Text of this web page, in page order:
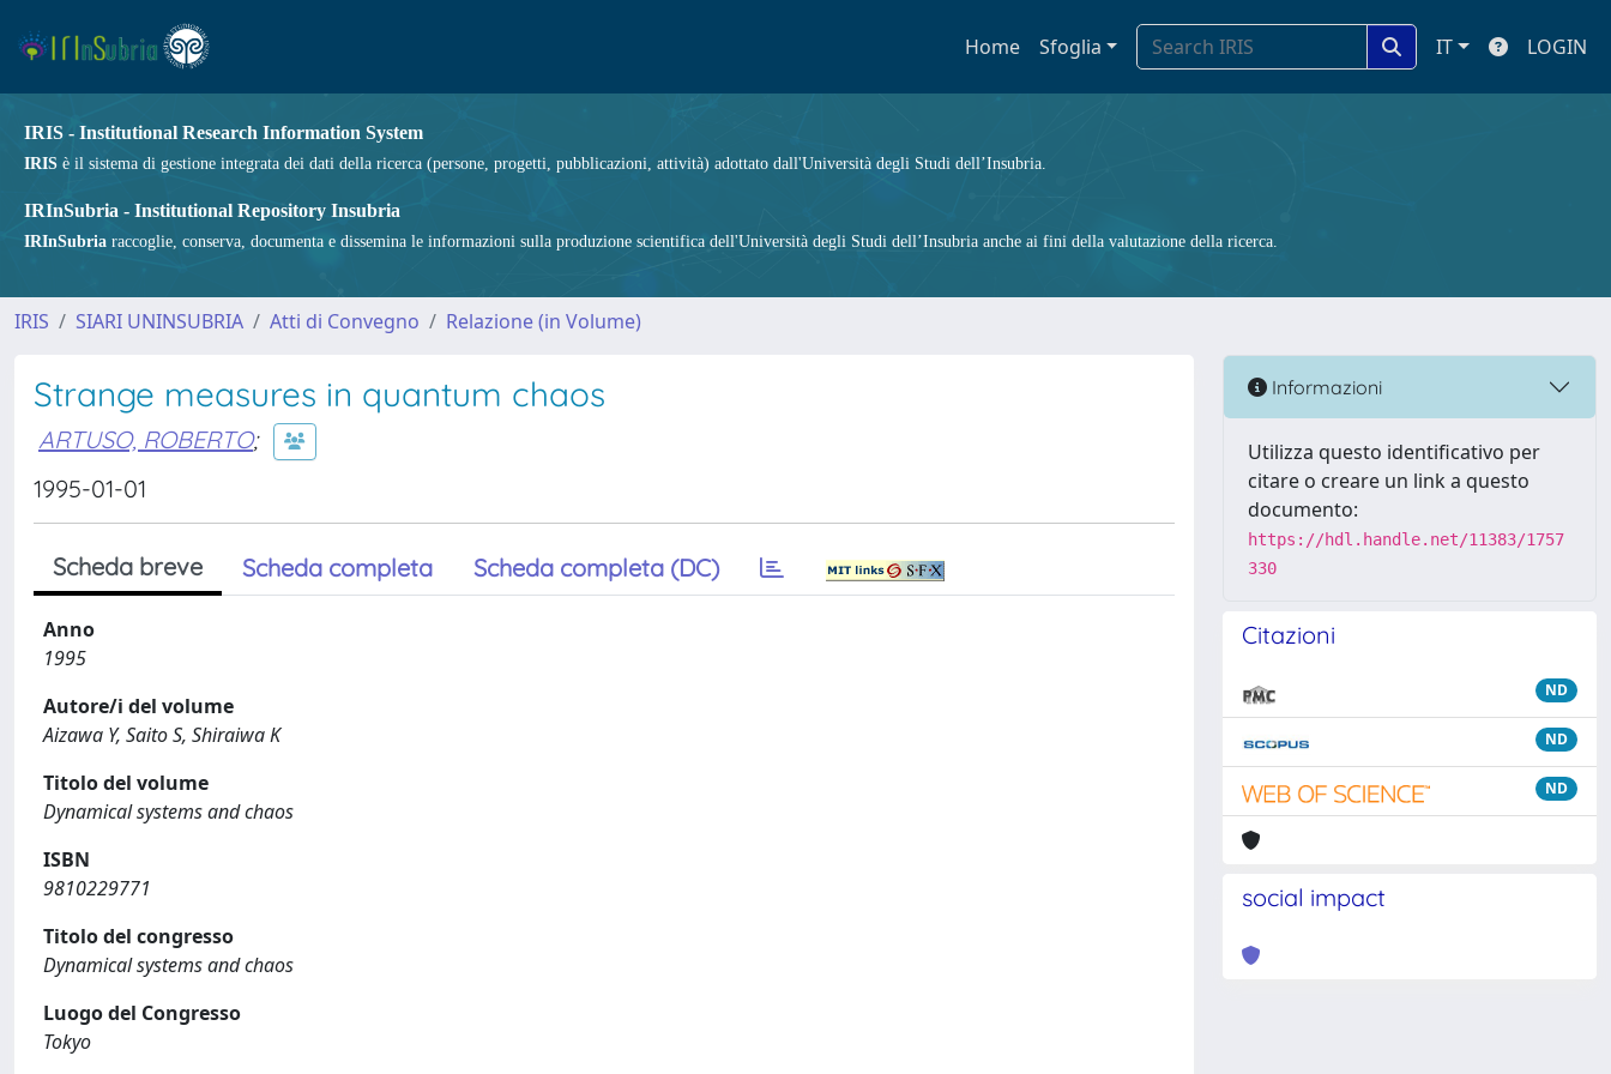
Home Sfoglia IT LOGIN
IRIS - Institutional Research Information System
IRIS è il sistema di gestione integrata dei dati della ricerca (persone, progetti, pubblicazioni, attività) adottato dall'Università degli Studi dell’Insubria.
IRInSubria - Institutional Repository Insubria
IRInSubria raccoglie, conserva, documenta e dissemina le informazioni sulla produzione scientifica dell'Università degli Studi dell’Insubria anche ai fini della valutazione della ricerca.
IRIS SIARI UNINSUBRIA Atti di Convegno Relazione (in Volume)
Strange measures in quantum chaos
ARTUSO, ROBERTO;
1995-01-01
Scheda breve Scheda completa Scheda completa (DC)
Anno
1995
Autore/i del volume
Aizawa Y, Saito S, Shiraiwa K
Titolo del volume
Dynamical systems and chaos
ISBN
9810229771
Titolo del congresso
Dynamical systems and chaos
Luogo del Congresso
Tokyo
Informazioni
Utilizza questo identificativo per
citare o creare un link a questo
documento:
https://hdl.handle.net/11383/1757
330
Citazioni
ND
ND
ND
social impact